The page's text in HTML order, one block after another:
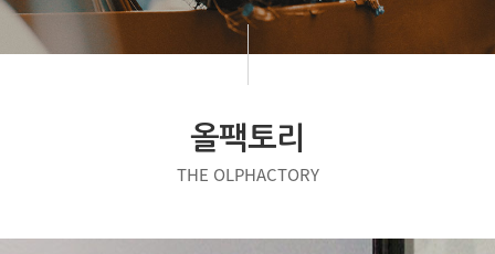
올팩토리
THE OLPHACTORY